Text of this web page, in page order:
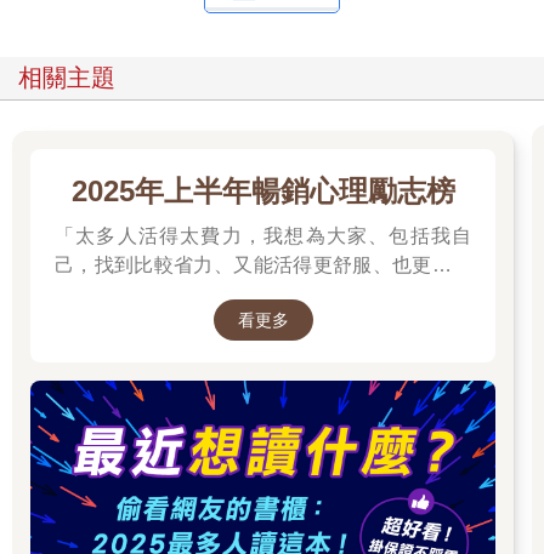
相關主題
2025年上半年暢銷心理勵志榜
「太多人活得太費力，我想為大家、包括我自
己，找到比較省力、又能活得更舒服、也更滿足
2025網友們心靈療癒都在看這些↓↓↓↓
看更多